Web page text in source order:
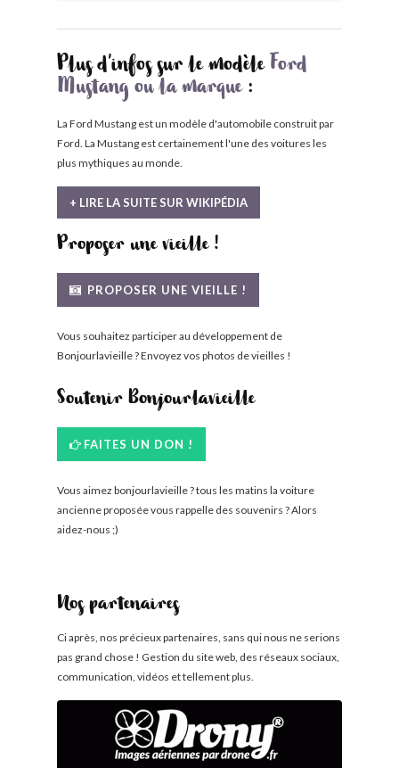
Plus d'infos sur le modèle Ford
Mustang ou la marque:
La Ford Mustang est un modèle d'automobile construit par
Ford. La Mustang est certainement l'une des voitures les
plus mythiques au monde.
+ LIRE LA SUITE SUR WIKIPÉDIA
Proposer une vieille !
PROPOSER UNE VIEILLE !
Vous souhaitez participer au développement de
Bonjourlavieille ? Envoyez vos photos de vieilles !
Soutenir Bonjourlavieille
FAITES UN DON !
Vous aimez bonjourlavieille ? tous les matins la voiture
ancienne proposée vous rappelle des souvenirs ? Alors
aidez-nous ;)
Nos partenaires
Ci après, nos précieux partenaires, sans qui nous ne serions
pas grand chose ! Gestion du site web, des réseaux sociaux,
communication, vidéos et tellement plus.